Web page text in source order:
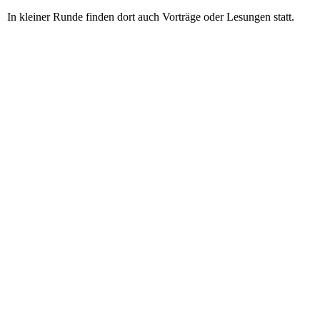
In kleiner Runde finden dort auch Vorträge oder Lesungen statt.